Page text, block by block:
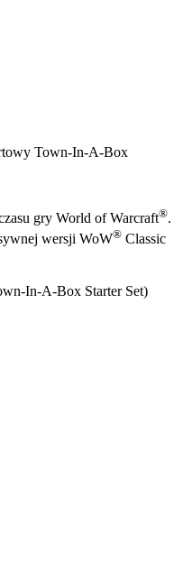
Town-In-A-Box
gry World of Warcraft®.
wersji WoW® Classic
In-A-Box Starter Set)